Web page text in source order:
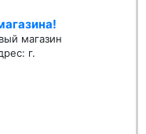
магазин
г.